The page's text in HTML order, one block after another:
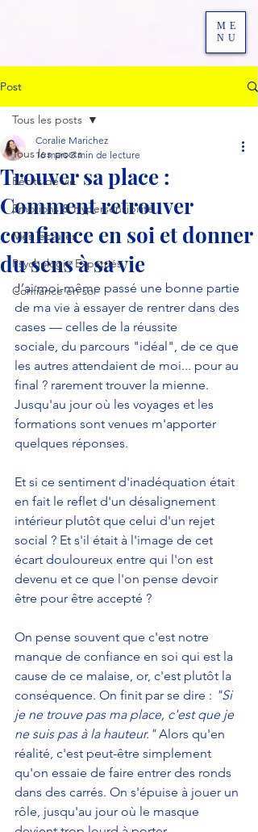
ME
NU
Post
Tous les posts
Récits de vie
Emotions & Hypersensibilité
Mes lectures
Psychologie Expatriés
Confiance en soi
Tous les posts
Trouver sa place :
Comment retrouver
confiance en soi et donner
du sens à sa vie
Coralie Marichez
16 mars 3 min de lecture
J’ai moi-même passé une bonne partie
de ma vie à essayer de rentrer dans des
cases — celles de la réussite
sociale, du parcours "idéal", de ce que
les autres attendaient de moi... pour au
final ? rarement trouver la mienne.
Jusqu'au jour où les voyages et les
formations sont venues m'apporter
quelques réponses.
Et si ce sentiment d'inadéquation était
en fait le reflet d'un désalignement
intérieur plutôt que celui d'un rejet
social ? Et s'il était à l'image de cet
écart douloureux entre qui l'on est
devenu et ce que l'on pense devoir
être pour être accepté ?
On pense souvent que c'est notre
manque de confiance en soi qui est la
cause de ce malaise, or, c'est plutôt la
conséquence. On finit par se dire : "Si
je ne trouve pas ma place, c'est que je
ne suis pas à la hauteur." Alors qu'en
réalité, c'est peut-être simplement
qu'on essaie de faire entrer des ronds
dans des carrés. On s'épuise à jouer un
rôle, jusqu'au jour où le masque